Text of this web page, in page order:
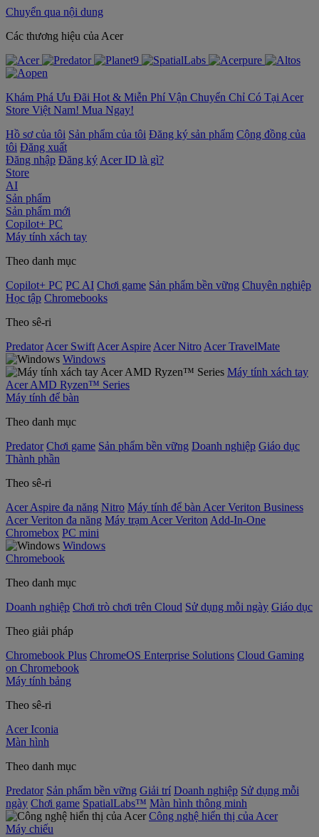
Chuyển qua nội dung
‌Các thương hiệu của Acer
Khám Phá Ưu Đãi Hot & Miễn Phí Vận Chuyển Chỉ Có Tại Acer
Store Việt Nam! Mua Ngay!
Hồ sơ của tôi Sản phẩm của tôi Đăng ký sản phẩm Cộng đồng của
tôi Đăng xuất
Đăng nhập Đăng ký Acer ID là gì?
Store
AI
Sản phẩm
Sản phẩm mới
Copilot+ PC
Máy tính xách tay
Theo danh mục
Copilot+ PC PC AI Chơi game Sản phẩm bền vững Chuyên nghiệp
Học tập Chromebooks
Theo sê-ri
Predator Acer Swift Acer Aspire Acer Nitro Acer TravelMate
Windows
Máy tính xách tay
Acer AMD Ryzen™ Series
Máy tính để bàn
Theo danh mục
Predator Chơi game Sản phẩm bền vững Doanh nghiệp Giáo dục
Thành phần
Theo sê-ri
Acer Aspire đa năng Nitro Máy tính để bàn Acer Veriton Business
Acer Veriton đa năng Máy trạm Acer Veriton Add-In-One
Chromebox PC mini
Windows
Chromebook
Theo danh mục
Doanh nghiệp Chơi trò chơi trên Cloud Sử dụng mỗi ngày Giáo dục
Theo giải pháp
Chromebook Plus ChromeOS Enterprise Solutions Cloud Gaming
on Chromebook
Máy tính bảng
Theo sê-ri
Acer Iconia
Màn hình
Theo danh mục
Predator Sản phẩm bền vững Giải trí Doanh nghiệp Sử dụng mỗi
ngày Chơi game SpatialLabs™ Màn hình thông minh
Công nghệ hiển thị của Acer
Máy chiếu